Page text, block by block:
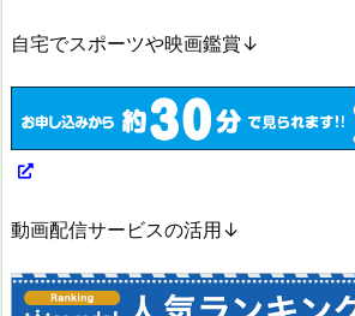
自宅でスポーツや映画鑑賞↓
動画配信サービスの活用↓